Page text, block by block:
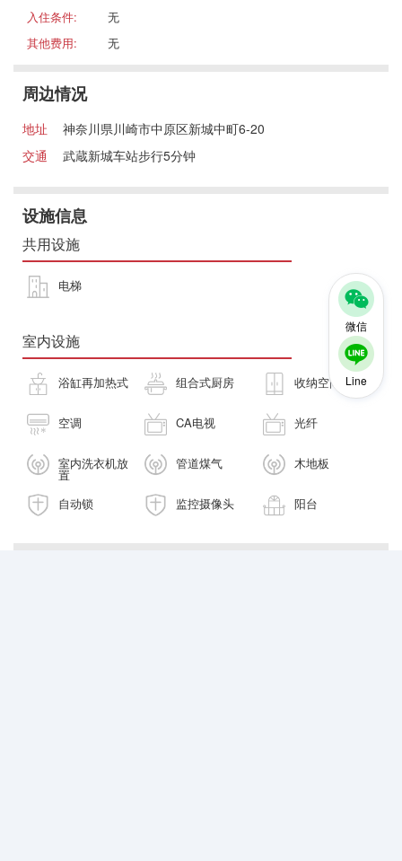
微信
Line
入住条件:
无
其他费用:
无
周边情况
地址
神奈川県川崎市中原区新城中町6-20
交通
武蔵新城车站步行5分钟
设施信息
共用设施
电梯
室内设施
浴缸再加热式 组合式厨房 收纳空间
空调 CA电视 光纤
室内洗衣机放
置
管道煤气 木地板
自动锁 监控摄像头 阳台